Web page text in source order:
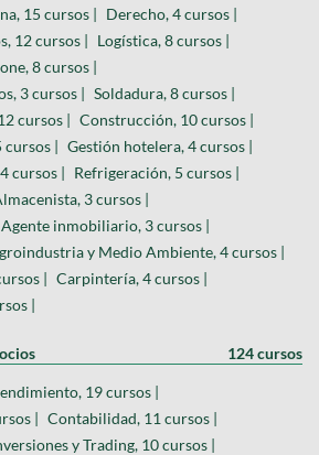
15 cursos | Derecho, 4 cursos |
12 cursos | Logística, 8 cursos |
8 cursos |
3 cursos | Soldadura, 8 cursos |
cursos | Construcción, 10 cursos |
cursos | Gestión hotelera, 4 cursos |
cursos | Refrigeración, 5 cursos |
3 cursos |
Agente inmobiliario, 3 cursos |
y Medio Ambiente, 4 cursos |
| Carpintería, 4 cursos |
|
124 cursos
19 cursos |
| Contabilidad, 11 cursos |
y Trading, 10 cursos |